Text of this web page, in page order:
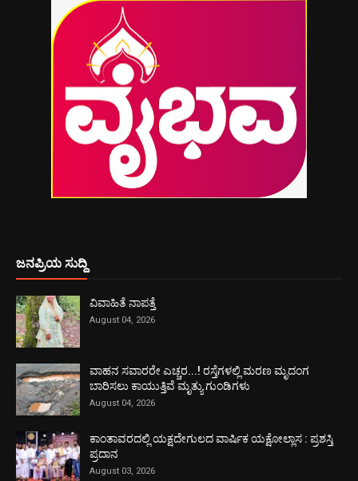
ಜನಪ್ರಿಯ ಸುದ್ದಿ
ವಿವಾಹಿತೆ ನಾಪತ್ತೆ
August 04, 2026
ವಾಹನ ಸವಾರರೇ ಎಚ್ಚರ...! ರಸ್ತೆಗಳಲ್ಲಿ ಮರಣ ಮೃದಂಗ
ಬಾರಿಸಲು ಕಾಯುತ್ತಿವೆ ಮೃತ್ಯು ಗುಂಡಿಗಳು
August 04, 2026
ಕಾಂತಾವರದಲ್ಲಿ ಯಕ್ಷದೇಗುಲದ ವಾರ್ಷಿಕ ಯಕ್ಷೋಲ್ಲಾಸ : ಪ್ರಶಸ್ತಿ
ಪ್ರದಾನ
August 03, 2026